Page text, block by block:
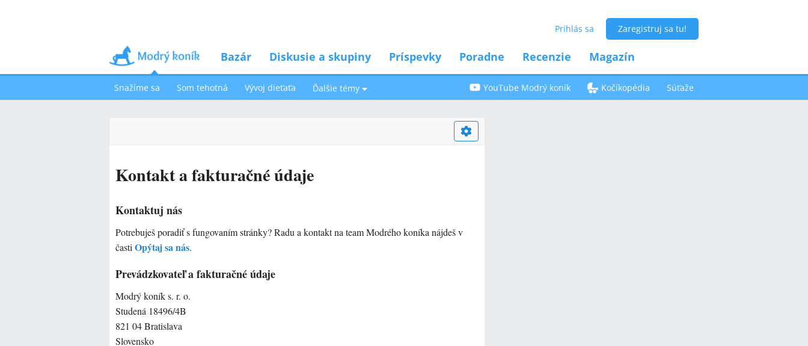
Prihlás sa Zaregistruj sa tu!
Bazár Diskusie a skupiny Príspevky Poradne Recenzie Magazín
Snažíme sa Som tehotná Vývoj dieťaťa Ďalšie témy YouTube Modrý koník Kočíkopédia Súťaže
Kontakt a fakturačné údaje
Kontaktuj nás
Potrebuješ poradiť s fungovaním stránky? Radu a kontakt na team Modrého koníka nájdeš v
časti Opýtaj sa nás.
Prevádzkovateľ a fakturačné údaje
Modrý koník s. r. o.
Studená 18496/4B
821 04 Bratislava
Slovensko